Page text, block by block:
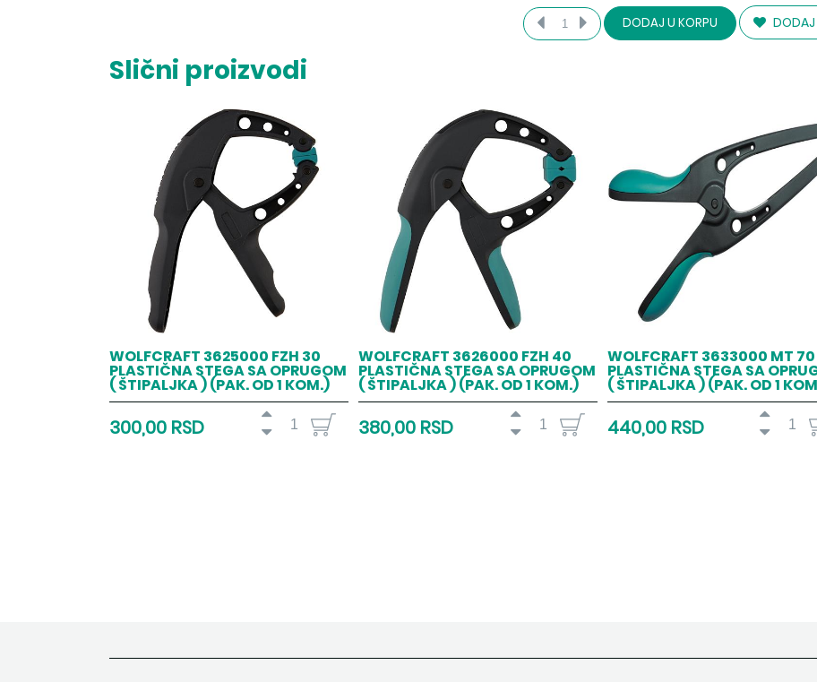
DODAJ U KORPU DODAJ
Slični proizvodi
WOLFCRAFT 3625000 FZH 30
PLASTIČNA STEGA SA OPRUGOM
( ŠTIPALJKA ) (PAK. OD 1 KOM.)
300,00 RSD
WOLFCRAFT 3626000 FZH 40
PLASTIČNA STEGA SA OPRUGOM
( ŠTIPALJKA ) (PAK. OD 1 KOM.)
380,00 RSD
WOLFCRAFT 3633000 MT 70
PLASTIČNA STEGA SA
( ŠTIPALJKA ) (PAK. OD 1
440,00 RSD